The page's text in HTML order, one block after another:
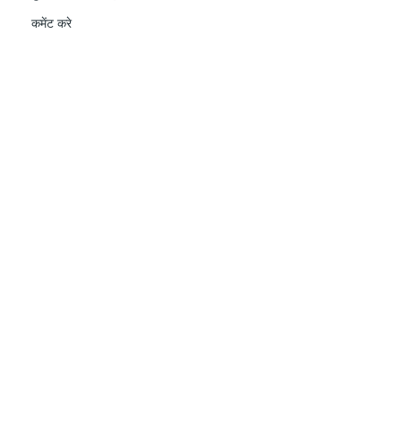
कमेंट करे